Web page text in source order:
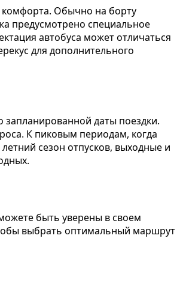
Обычно на борту
предусмотрено специальное
автобуса может отличаться
для дополнительного
даты поездки.
К пиковым периодам, когда
сезон отпусков, выходные и
быть уверены в своем
выбрать оптимальный маршрут